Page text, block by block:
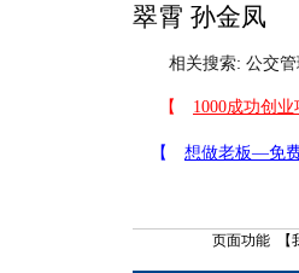
翠霄 孙金凤
相关搜索: 公交管
页面功能 【